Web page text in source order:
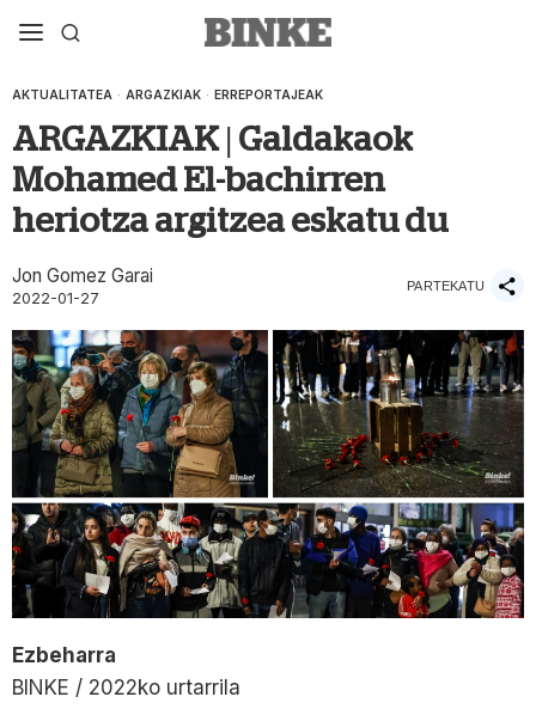
AKTUALITATEA · ARGAZKIAK · ERREPORTAJEAK
ARGAZKIAK | Galdakaok
Mohamed El-bachirren
heriotza argitzea eskatu du
Jon Gomez Garai
2022-01-27
PARTEKATU
Ezbeharra
BINKE / 2022ko urtarrila